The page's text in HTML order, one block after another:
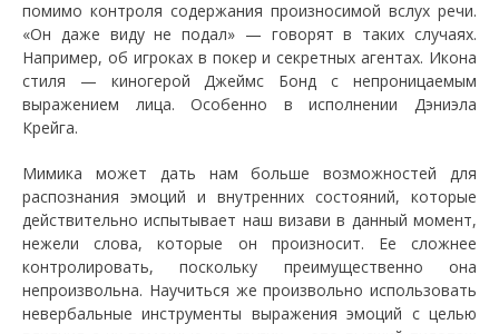
помимо контроля содержания произносимой вслух речи.
«Он даже виду не подал» — говорят в таких случаях.
Например, об игроках в покер и секретных агентах. Икона
стиля — киногерой Джеймс Бонд с непроницаемым
выражением лица. Особенно в исполнении Дэниэла
Крейга.
Мимика может дать нам больше возможностей для
распознания эмоций и внутренних состояний, которые
действительно испытывает наш визави в данный момент,
нежели слова, которые он произносит. Ее сложнее
контролировать, поскольку преимущественно она
непроизвольна. Научиться же произвольно использовать
невербальные инструменты выражения эмоций с целью